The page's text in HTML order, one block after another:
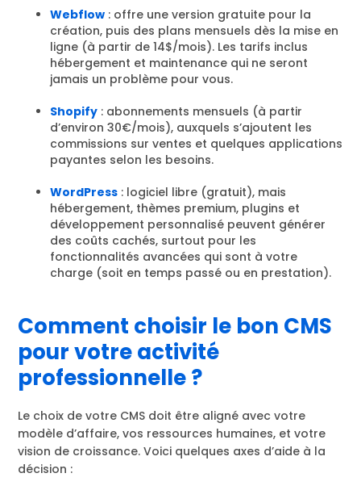
Webflow : offre une version gratuite pour la
création, puis des plans mensuels dès la mise en
ligne (à partir de 14$/mois). Les tarifs inclus
hébergement et maintenance qui ne seront
jamais un problème pour vous.
Shopify : abonnements mensuels (à partir
d’environ 30€/mois), auxquels s’ajoutent les
commissions sur ventes et quelques applications
payantes selon les besoins.
WordPress : logiciel libre (gratuit), mais
hébergement, thèmes premium, plugins et
développement personnalisé peuvent générer
des coûts cachés, surtout pour les
fonctionnalités avancées qui sont à votre
charge (soit en temps passé ou en prestation).
Comment choisir le bon CMS
pour votre activité
professionnelle ?
Le choix de votre CMS doit être aligné avec votre
modèle d’affaire, vos ressources humaines, et votre
vision de croissance. Voici quelques axes d’aide à la
décision :